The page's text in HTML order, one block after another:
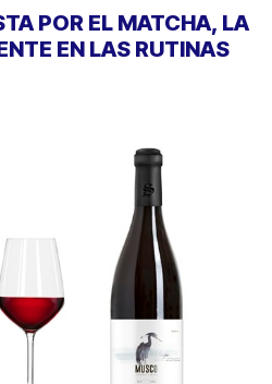
POR EL MATCHA, LA
EN LAS RUTINAS